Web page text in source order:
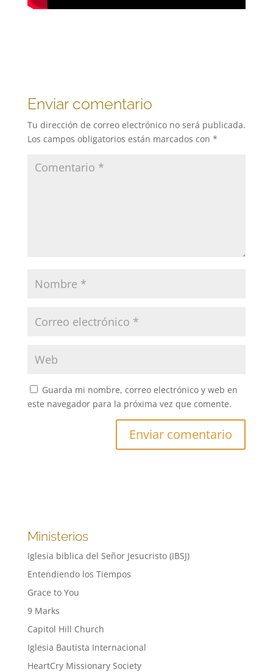
Enviar comentario
Tu dirección de correo electrónico no será publicada.
Los campos obligatorios están marcados con *
Guarda mi nombre, correo electrónico y web en
este navegador para la próxima vez que comente.
Ministerios
Iglesia biblica del Señor Jesucristo (IBSJ)
Entendiendo los Tiempos
Grace to You
9 Marks
Capitol Hill Church
Iglesia Bautista Internacional
HeartCry Missionary Society